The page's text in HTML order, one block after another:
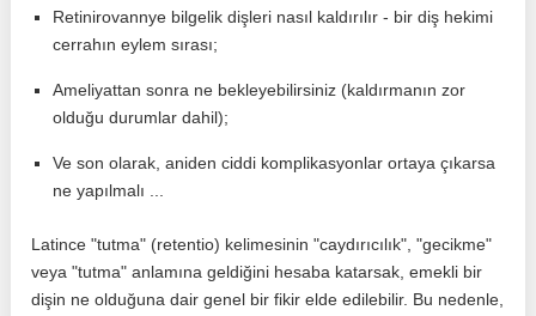
Retinirovannye bilgelik dişleri nasıl kaldırılır - bir diş hekimi
cerrahın eylem sırası;
Ameliyattan sonra ne bekleyebilirsiniz (kaldırmanın zor
olduğu durumlar dahil);
Ve son olarak, aniden ciddi komplikasyonlar ortaya çıkarsa
ne yapılmalı ...
Latince "tutma" (retentio) kelimesinin "caydırıcılık", "gecikme"
veya "tutma" anlamına geldiğini hesaba katarsak, emekli bir
dişin ne olduğuna dair genel bir fikir elde edilebilir. Bu nedenle,